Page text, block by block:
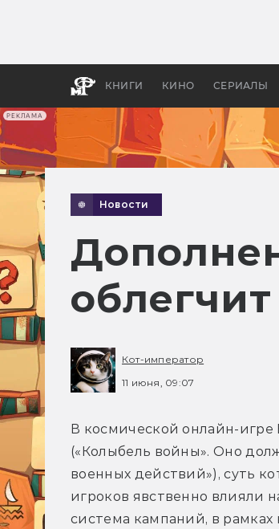
РЕКЛАМА
КНИГИ КИНО СЕРИАЛЫ
Новости
Кот-император
11 июня, 09:07
В космической онлайн-игре
(«Колыбель войны». Оно
военных действий»), суть
игроков явственно влияли
система кампаний, в